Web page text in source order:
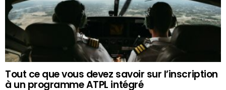
Tout ce que vous devez savoir sur l’inscription
à un programme ATPL intégré